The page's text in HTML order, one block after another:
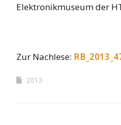
Elektronikmuseum der
Zur Nachlese:
2013